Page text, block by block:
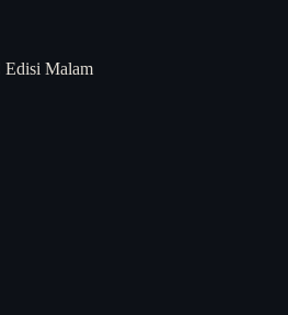
Edisi Malam